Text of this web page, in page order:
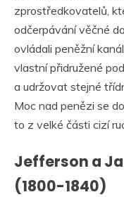
zprostředkovatelů,
odčerpávání věčné
ovládali peněžní
vlastní přidružené
a udržovat stejné
Moc nad penězi se
to z velké části cizí
Jefferson a
(1800-1840)